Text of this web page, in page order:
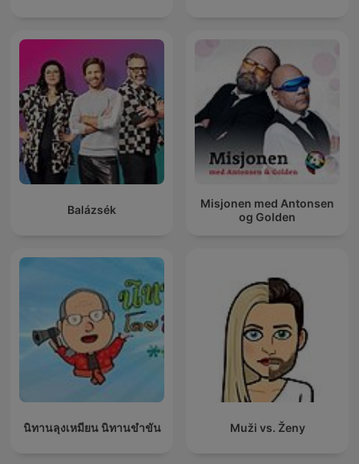
Balázsék
Misjonen med Antonsen
og Golden
นิทานลุงเหมียน นิทานขำขัน Muži vs. Ženy